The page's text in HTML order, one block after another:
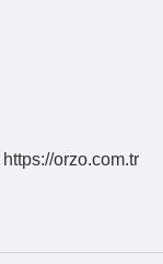
https://orzo.com.tr